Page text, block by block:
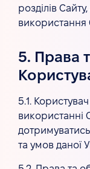
розділів
використання
5. Права
5.1.
використанні
та умов даної